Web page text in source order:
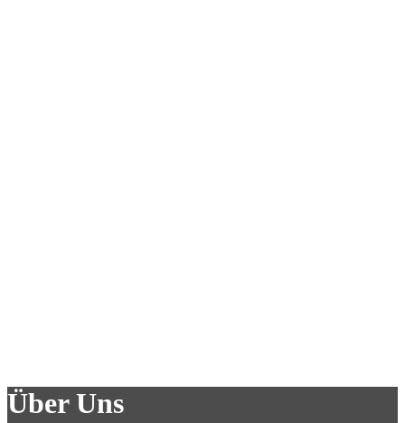
Über Uns